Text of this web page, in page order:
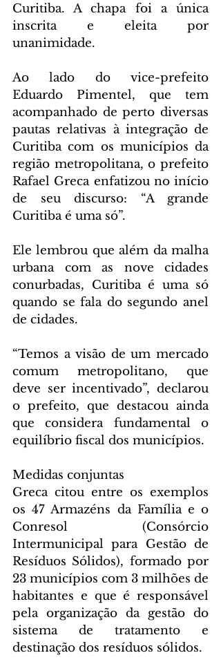
Curitiba. A chapa foi a única
inscrita e eleita por
unanimidade.
Ao lado do vice-prefeito
Eduardo Pimentel, que tem
acompanhado de perto diversas
pautas relativas à integração de
Curitiba com os municípios da
região metropolitana, o prefeito
Rafael Greca enfatizou no início
de seu discurso: “A grande
Curitiba é uma só”.
Ele lembrou que além da malha
urbana com as nove cidades
conurbadas, Curitiba é uma só
quando se fala do segundo anel
de cidades.
“Temos a visão de um mercado
comum metropolitano, que
deve ser incentivado”, declarou
o prefeito, que destacou ainda
que considera fundamental o
equilíbrio fiscal dos municípios.
Medidas conjuntas
Greca citou entre os exemplos
os 47 Armazéns da Família e o
Conresol (Consórcio
Intermunicipal para Gestão de
Resíduos Sólidos), formado por
23 municípios com 3 milhões de
habitantes e que é responsável
pela organização da gestão do
sistema de tratamento e
destinação dos resíduos sólidos.